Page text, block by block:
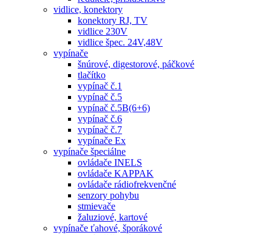
vidlice, konektory
konektory RJ, TV
vidlice 230V
vidlice špec. 24V,48V
vypínače
šnúrové, digestorové, páčkové
tlačítko
vypínač č.1
vypínač č.5
vypínač č.5B(6+6)
vypínač č.6
vypínač č.7
vypínače Ex
vypínače špeciálne
ovládače INELS
ovládače KAPPAK
ovládače rádiofrekvenčné
senzory pohybu
stmievače
žaluziové, kartové
vypínače ťahové, šporákové